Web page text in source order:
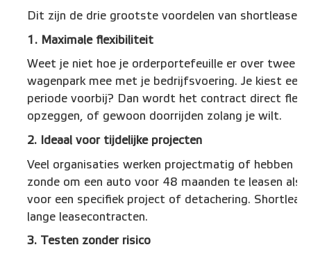
Dit zijn de drie grootste voordelen van shortlease
1. Maximale flexibiliteit
Weet je niet hoe je orderportefeuille er over twee
wagenpark mee met je bedrijfsvoering. Je kiest
periode voorbij? Dan wordt het contract direct
opzeggen, of gewoon doorrijden zolang je wilt.
2. Ideaal voor tijdelijke projecten
Veel organisaties werken projectmatig of hebben
zonde om een auto voor 48 maanden te leasen als
voor een specifiek project of detachering.
lange leasecontracten.
3. Testen zonder risico